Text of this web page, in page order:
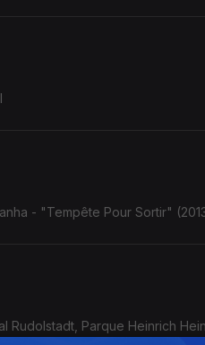
- "Tempête Pour Sortir"
Rudolstadt, Parque Heinrich